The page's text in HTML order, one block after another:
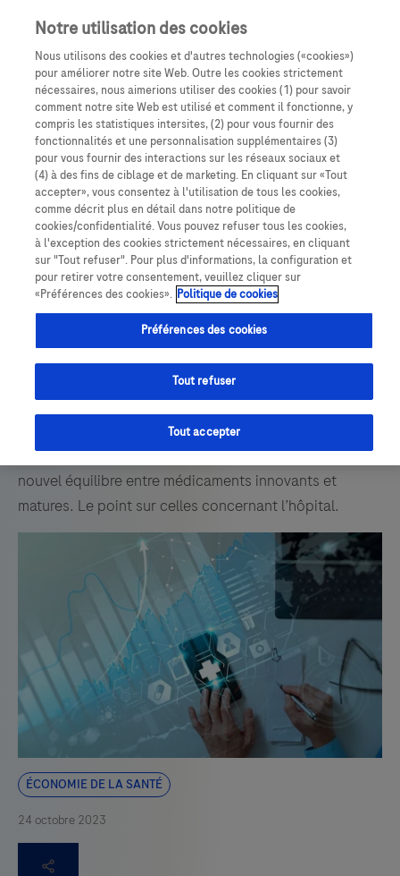
ExpertisePUI
économie de la santé
Le rapport de la mission interministérielle sur le
financement et la régulation des produits de santé a
été remis au gouvernement le 29 août 2023. Il propose
une cinquantaine de mesures et recommandations
pour revoir la politique du médicament notamment en
termes financiers, mais aussi mettre en œuvre un
nouvel équilibre entre médicaments innovants et
matures. Le point sur celles concernant l’hôpital.
24 octobre 2023
Notre utilisation des cookies
Nous utilisons des cookies et d'autres technologies («cookies»)
pour améliorer notre site Web. Outre les cookies strictement
nécessaires, nous aimerions utiliser des cookies (1) pour savoir
comment notre site Web est utilisé et comment il fonctionne, y
compris les statistiques intersites, (2) pour vous fournir des
fonctionnalités et une personnalisation supplémentaires (3)
pour vous fournir des interactions sur les réseaux sociaux et
(4) à des fins de ciblage et de marketing. En cliquant sur «Tout
accepter», vous consentez à l'utilisation de tous les cookies,
comme décrit plus en détail dans notre politique de
cookies/confidentialité. Vous pouvez refuser tous les cookies,
à l'exception des cookies strictement nécessaires, en cliquant
sur "Tout refuser". Pour plus d'informations, la configuration et
pour retirer votre consentement, veuillez cliquer sur
«Préférences des cookies». Politique de cookies
Préférences des cookies
Tout refuser
Tout accepter